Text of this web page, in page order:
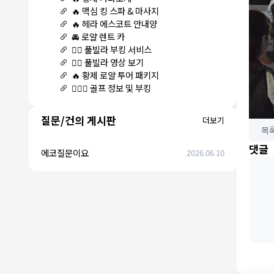
🔥 맥심 킹 스파 & 마사지
🔥 헤라 에스코트 안내양
🚘 로얄 렌트 카
🏊‍♀️ 풀빌라 부킹 서비스
🏊‍♀️ 풀빌라 영상 보기
🔥 황제 로얄 투어 패키지
🏌🏻‍♂️ 골프 정보 및 부킹
질문/건의 게시판 더보기
에코질문이요 2026.06.10
목
댓글